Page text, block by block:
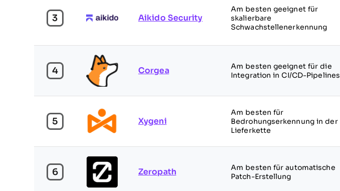
3 Aikido Security
Am besten geeignet für
skalierbare
Schwachstellenerkennung
4 Corgea
Am besten geeignet für die
Integration in CI/CD-Pipelines
5 Xygeni
Am besten für
Bedrohungserkennung in der
Lieferkette
6 Zeropath
Am besten für automatische
Patch-Erstellung